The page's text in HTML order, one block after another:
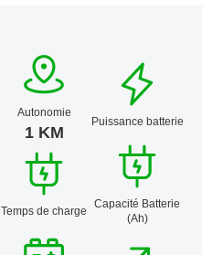
Autonomie
1 KM
Puissance batterie
Temps de charge
Capacité Batterie
(Ah)